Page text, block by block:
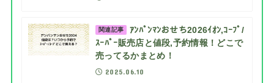
関連記事
ｱﾝﾊﾟﾝﾏﾝおせち2026ｲｵﾝ,ｺｰﾌﾟ/
ｽｰﾊﾟｰ販売店と値段,予約情報！どこで
売ってるかまとめ！
2025.06.10